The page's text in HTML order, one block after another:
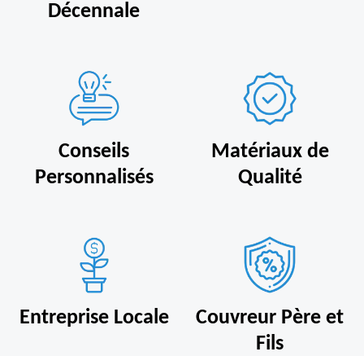
Décennale
Conseils
Personnalisés
Matériaux de
Qualité
Entreprise Locale
Couvreur Père et
Fils